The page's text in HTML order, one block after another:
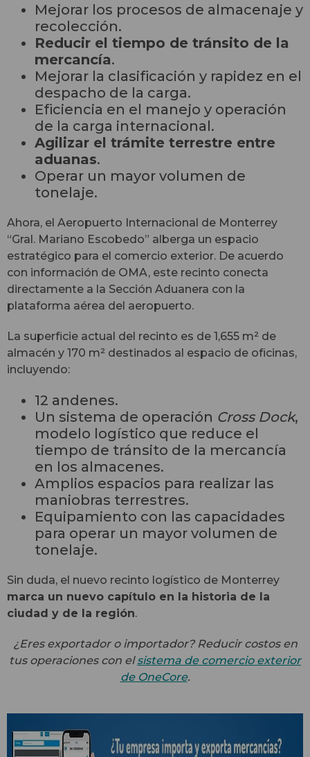
Mejorar los procesos de almacenaje y
recolección.
Reducir el tiempo de tránsito de la
mercancía.
Mejorar la clasificación y rapidez en el
despacho de la carga.
Eficiencia en el manejo y operación
de la carga internacional.
Agilizar el trámite terrestre entre
aduanas.
Operar un mayor volumen de
tonelaje.
Ahora, el Aeropuerto Internacional de Monterrey
“Gral. Mariano Escobedo” alberga un espacio
estratégico para el comercio exterior. De acuerdo
con información de OMA, este recinto conecta
directamente a la Sección Aduanera con la
plataforma aérea del aeropuerto.
La superficie actual del recinto es de 1,655 m² de
almacén y 170 m² destinados al espacio de oficinas,
incluyendo:
12 andenes.
Un sistema de operación Cross Dock,
modelo logístico que reduce el
tiempo de tránsito de la mercancía
en los almacenes.
Amplios espacios para realizar las
maniobras terrestres.
Equipamiento con las capacidades
para operar un mayor volumen de
tonelaje.
Sin duda, el nuevo recinto logístico de Monterrey
marca un nuevo capítulo en la historia de la
ciudad y de la región.
¿Eres exportador o importador? Reducir costos en
tus operaciones con elsistema de comercio exterior
de OneCore.